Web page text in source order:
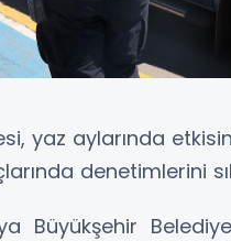
yaz aylarında
denetimlerini
Büyükşehir